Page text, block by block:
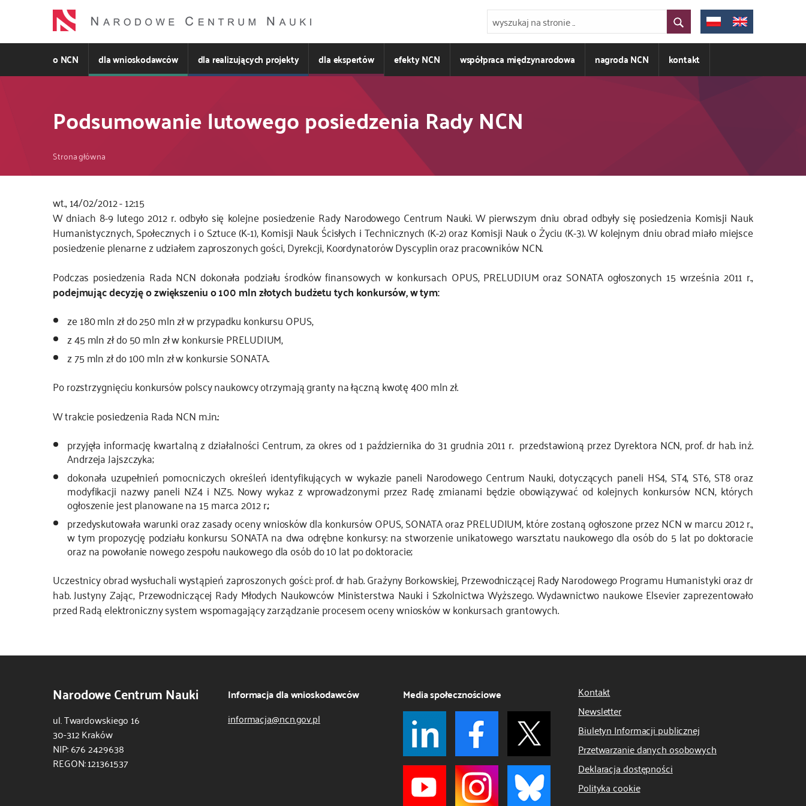
o NCN dla wnioskodawców dla realizujących projekty dla ekspertów efekty NCN współpraca międzynarodowa nagroda NCN kontakt
Podsumowanie lutowego posiedzenia Rady NCN
Ścieżka
nawigacyjna
Strona główna
wt., 14/02/2012 - 12:15
W dniach 8-9 lutego 2012 r. odbyło się kolejne posiedzenie Rady Narodowego Centrum Nauki. W pierwszym dniu obrad odbyły się posiedzenia Komisji Nauk
Humanistycznych, Społecznych i o Sztuce (K-1), Komisji Nauk Ścisłych i Technicznych (K-2) oraz Komisji Nauk o Życiu (K-3).W kolejnym dniu obrad miało miejsce
posiedzenie plenarne z udziałem zaproszonych gości, Dyrekcji, Koordynatorów Dyscyplin oraz pracowników NCN.
Podczas posiedzenia Rada NCN dokonała podziału środków finansowych w konkursach OPUS, PRELUDIUM oraz SONATA ogłoszonych 15 września 2011 r.,
podejmując decyzję o zwiększeniu o 100 mln złotych budżetu tych konkursów, w tym:
ze 180 mln zł do 250 mln zł w przypadku konkursu OPUS,
z 45 mln zł do 50 mln zł w konkursie PRELUDIUM,
z 75 mln zł do 100 mln zł w konkursie SONATA.
Po rozstrzygnięciu konkursów polscy naukowcy otrzymają granty na łączną kwotę 400 mln zł.
W trakcie posiedzenia Rada NCN m.in.:
przyjęła informację kwartalną z działalności Centrum, za okres od 1 października do 31 grudnia 2011 r. przedstawioną przez Dyrektora NCN, prof. dr hab. inż.
Andrzeja Jajszczyka;
dokonała uzupełnień pomocniczych określeń identyfikujących w wykazie paneli Narodowego Centrum Nauki, dotyczących paneli HS4, ST4, ST6, ST8 oraz
modyfikacji nazwy paneli NZ4 i NZ5. Nowy wykaz z wprowadzonymi przez Radę zmianami będzie obowiązywać od kolejnych konkursów NCN, których
ogłoszenie jest planowane na 15 marca 2012 r.;
przedyskutowała warunki oraz zasady oceny wniosków dla konkursów OPUS, SONATA oraz PRELUDIUM, które zostaną ogłoszone przez NCN w marcu 2012 r.,
w tym propozycję podziału konkursu SONATA na dwa odrębne konkursy: na stworzenie unikatowego warsztatu naukowego dla osób do 5 lat po doktoracie
oraz na powołanie nowego zespołu naukowego dla osób do 10 lat po doktoracie;
Uczestnicy obrad wysłuchali wystąpień zaproszonych gości: prof. dr hab. Grażyny Borkowskiej, Przewodniczącej Rady Narodowego Programu Humanistyki oraz dr
hab. Justyny Zając, Przewodniczącej Rady Młodych Naukowców Ministerstwa Nauki i Szkolnictwa Wyższego. Wydawnictwo naukowe Elsevier zaprezentowało
przed Radą elektroniczny system wspomagający zarządzanie procesem oceny wniosków w konkursach grantowych.
Narodowe Centrum Nauki
ul. Twardowskiego 16
30-312 Kraków
NIP: 676 2429638
REGON: 121361537
Informacja dla wnioskodawców
informacja@ncn.gov.pl
Media społecznościowe
Kontakt
Newsletter
Biuletyn Informacji publicznej
Przetwarzanie danych osobowych
Deklaracja dostępności
Polityka cookie